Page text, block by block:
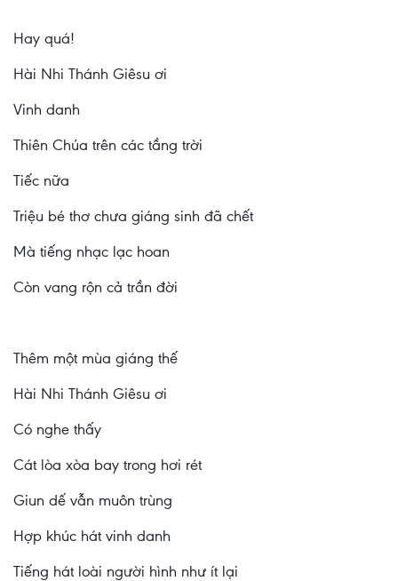
Hay quá!
Hài Nhi Thánh Giêsu ơi
Vinh danh
Thiên Chúa trên các tầng trời
Tiếc nữa
Triệu bé thơ chưa giáng sinh đã chết
Mà tiếng nhạc lạc hoan
Còn vang rộn cả trần đời
Thêm một mùa giáng thế
Hài Nhi Thánh Giêsu ơi
Có nghe thấy
Cát lòa xòa bay trong hơi rét
Giun dế vẫn muôn trùng
Hợp khúc hát vinh danh
Tiếng hát loài người hình như ít lại